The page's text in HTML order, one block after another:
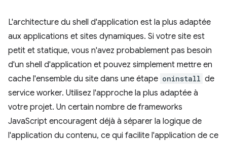
L'architecture du shell d'application est la plus adaptée
aux applications et sites dynamiques. Si votre site est
petit et statique, vous n'avez probablement pas besoin
d'un shell d'application et pouvez simplement mettre en
cache l'ensemble du site dans une étape oninstall de
service worker. Utilisez l'approche la plus adaptée à
votre projet. Un certain nombre de frameworks
JavaScript encouragent déjà à séparer la logique de
l'application du contenu, ce qui facilite l'application de ce